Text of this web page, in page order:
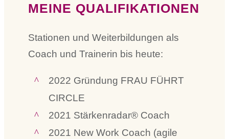
MEINE QUALIFIKATIONEN
Stationen und Weiterbildungen als
Coach und Trainerin bis heute:
2022 Gründung FRAU FÜHRT
CIRCLE
2021 Stärkenradar® Coach
2021 New Work Coach (agile